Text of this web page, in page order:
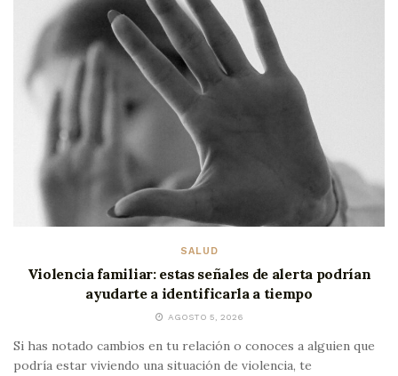
SALUD
Violencia familiar: estas señales de alerta podrían
ayudarte a identificarla a tiempo
AGOSTO 5, 2026
Si has notado cambios en tu relación o conoces a alguien que
podría estar viviendo una situación de violencia, te